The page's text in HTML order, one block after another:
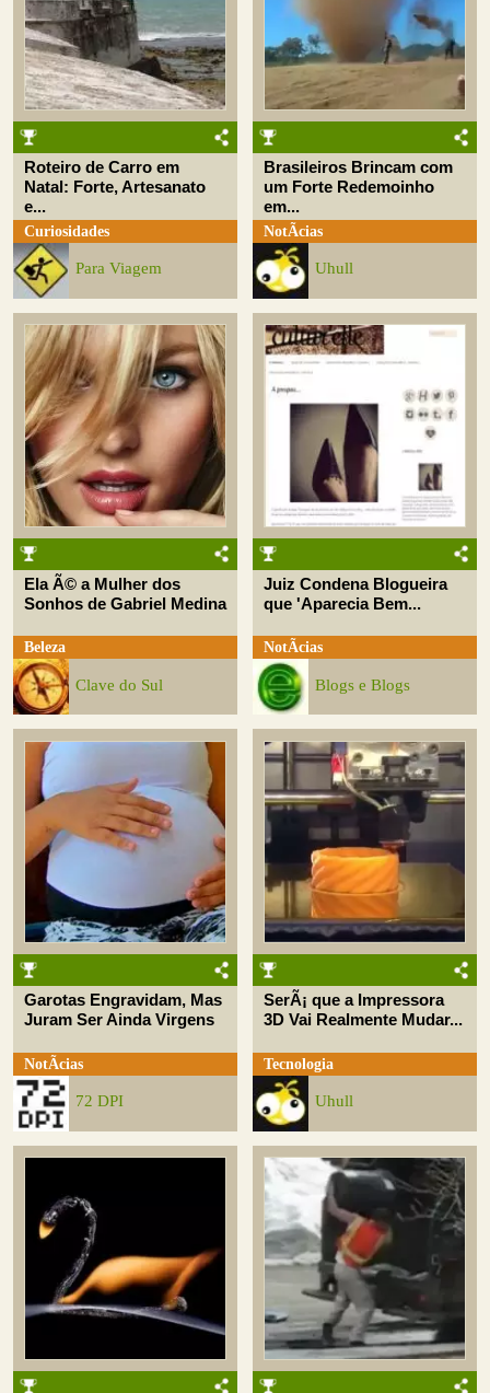
Roteiro de Carro em
Natal: Forte, Artesanato
e...
Curiosidades
Para Viagem
Brasileiros Brincam com
um Forte Redemoinho
em...
NotÃ­cias
Uhull
Ela Ã© a Mulher dos
Sonhos de Gabriel Medina
Beleza
Clave do Sul
Juiz Condena Blogueira
que 'Aparecia Bem...
NotÃ­cias
Blogs e Blogs
Garotas Engravidam, Mas
Juram Ser Ainda Virgens
NotÃ­cias
72 DPI
SerÃ¡ que a Impressora
3D Vai Realmente Mudar...
Tecnologia
Uhull